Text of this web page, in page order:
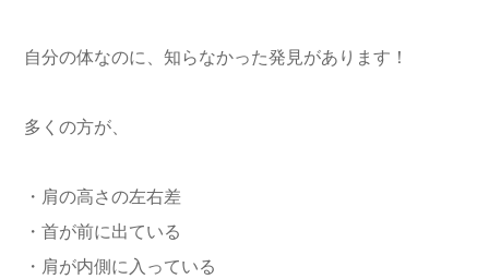
自分の体なのに、知らなかった発見があります！
多くの方が、
・肩の高さの左右差
・首が前に出ている
・肩が内側に入っている